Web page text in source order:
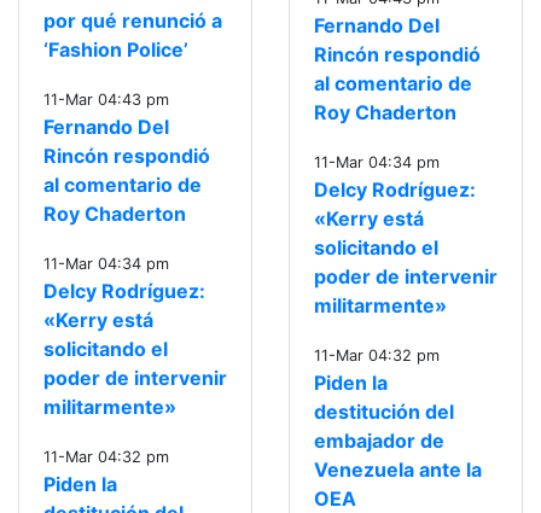
por qué renunció a
‘Fashion Police’
11-Mar 04:43 pm
Fernando Del
Rincón respondió
al comentario de
Roy Chaderton
11-Mar 04:34 pm
Delcy Rodríguez:
«Kerry está
solicitando el
poder de intervenir
militarmente»
11-Mar 04:32 pm
Piden la
Fernando Del
Rincón respondió
al comentario de
Roy Chaderton
11-Mar 04:34 pm
Delcy Rodríguez:
«Kerry está
solicitando el
poder de intervenir
militarmente»
11-Mar 04:32 pm
Piden la
destitución del
embajador de
Venezuela ante la
OEA